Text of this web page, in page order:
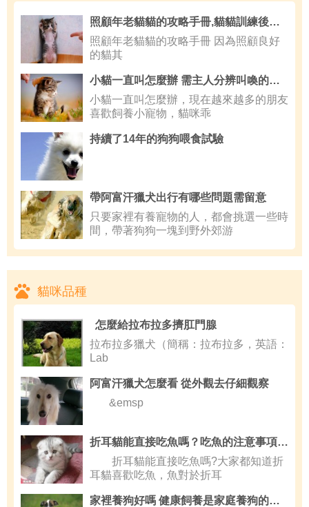
照顧年老貓貓的攻略手冊,貓貓訓練後可以做那些事
照顧年老貓貓的攻略手冊 因為照顧良好
的貓其
小貓一直叫怎麼辦 需主人分辨叫喚的原因
小貓一直叫怎麼辦，現在越來越多的朋友
喜歡飼養小寵物，貓咪乖
持續了14年的狗狗喂食試驗
帶阿富汗獵犬出行有哪些問題需留意
只要家裡有養寵物的人，都會挑選一些時
間，帶著狗狗一塊到野外郊游
貓咪品種
怎麼給拉布拉多擠肛門腺
拉布拉多獵犬（簡稱：拉布拉多，英語：
Lab
阿富汗獵犬怎麼看 從外觀去仔細觀察
&emsp
折耳貓能直接吃魚嗎？吃魚的注意事項有哪些？
折耳貓能直接吃魚嗎?大家都知道折
耳貓喜歡吃魚，魚對於折耳
家裡養狗好嗎 健康飼養是家庭養狗的保障